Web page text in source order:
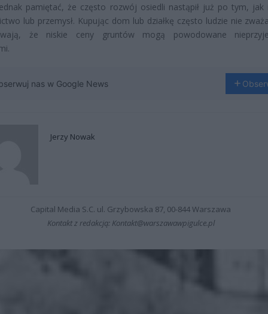
pamiętać, że często rozwój osiedli nastąpił już po tym, jak
lub przemysł. Kupując dom lub działkę często ludzie nie
że niskie ceny gruntów mogą powodowane
nas w Google News
Jerzy Nowak
Capital Media S.C. ul. Grzybowska 87, 00-844 Warszawa
Kontakt z redakcją: Kontakt@warszawawpigulce.pl